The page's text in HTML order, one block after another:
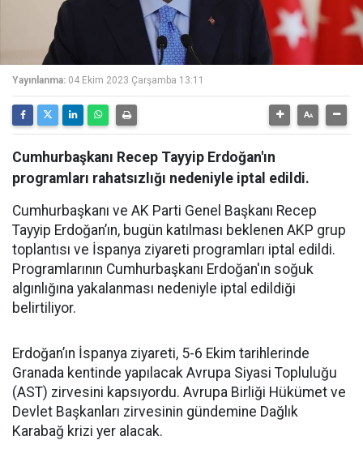
Yayınlanma: 04 Ekim 2023 Çarşamba 13:11
Cumhurbaşkanı Recep Tayyip Erdoğan'ın
programları rahatsızlığı nedeniyle iptal edildi.
Cumhurbaşkanı ve AK Parti Genel Başkanı Recep
Tayyip Erdoğan’ın, bugün katılması beklenen AKP grup
toplantısı ve İspanya ziyareti programları iptal edildi.
Programlarının Cumhurbaşkanı Erdoğan'ın soğuk
algınlığına yakalanması nedeniyle iptal edildiği
belirtiliyor.
Erdoğan’ın İspanya ziyareti, 5-6 Ekim tarihlerinde
Granada kentinde yapılacak Avrupa Siyasi Topluluğu
(AST) zirvesini kapsıyordu. Avrupa Birliği Hükümet ve
Devlet Başkanları zirvesinin gündemine Dağlık
Karabağ krizi yer alacak.